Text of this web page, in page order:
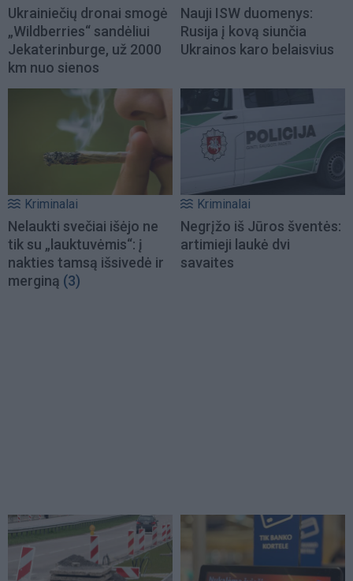
Ukrainiečių dronai smogė
„Wildberries“ sandėliui
Jekaterinburge, už 2000
km nuo sienos
Nauji ISW duomenys:
Rusija į kovą siunčia
Ukrainos karo belaisvius
Kriminalai
Nelaukti svečiai išėjo ne
tik su „lauktuvėmis“: į
nakties tamsą išsivedė ir
merginą (3)
Kriminalai
Negrįžo iš Jūros šventės:
artimieji laukė dvi
savaites